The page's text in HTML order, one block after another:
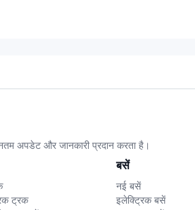
अपडेट और जानकारी प्रदान करता है।
ट्रक
बसें
नई बसें
इलेक्ट्रिक बसें